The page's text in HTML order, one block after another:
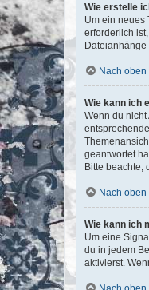
Wie erstelle
Um ein neues
erforderlich
Dateianhänge
Nach oben
Wie kann ich
Wenn du
geantwortet
Bitte beachte,
Nach oben
Wie kann ich
Um eine
du in jedem
aktivierst.